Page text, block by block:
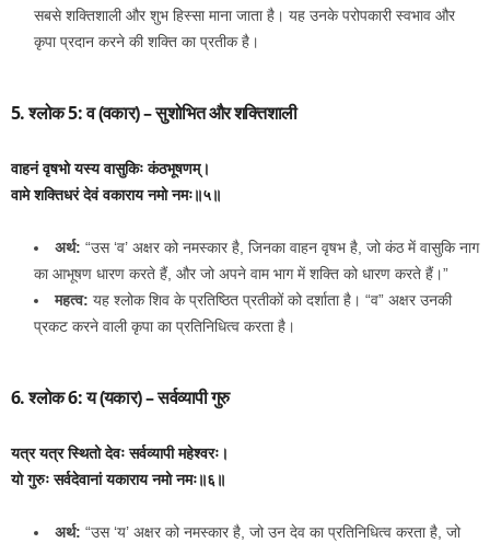
सबसे शक्तिशाली और शुभ हिस्सा माना जाता है। यह उनके परोपकारी स्वभाव और
कृपा प्रदान करने की शक्ति का प्रतीक है।
5. श्लोक 5: व (वकार) – सुशोभित और शक्तिशाली
वाहनं वृषभो यस्य वासुकिः कंठभूषणम्।
वामे शक्तिधरं देवं वकाराय नमो नमः॥५॥
अर्थ: “उस ‘व’ अक्षर को नमस्कार है, जिनका वाहन वृषभ है, जो कंठ में वासुकि नाग
का आभूषण धारण करते हैं, और जो अपने वाम भाग में शक्ति को धारण करते हैं।”
महत्व: यह श्लोक शिव के प्रतिष्ठित प्रतीकों को दर्शाता है। “व” अक्षर उनकी
प्रकट करने वाली कृपा का प्रतिनिधित्व करता है।
6. श्लोक 6: य (यकार) – सर्वव्यापी गुरु
यत्र यत्र स्थितो देवः सर्वव्यापी महेश्वरः।
यो गुरुः सर्वदेवानां यकाराय नमो नमः॥६॥
अर्थ: “उस ‘य’ अक्षर को नमस्कार है, जो उन देव का प्रतिनिधित्व करता है, जो